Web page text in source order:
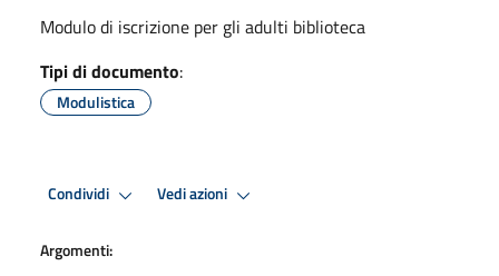
Modulo di iscrizione per gli adulti biblioteca
Tipi di documento:
Modulistica
Condividi Vedi azioni
Argomenti: